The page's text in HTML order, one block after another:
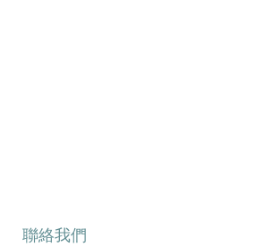
聯絡我們